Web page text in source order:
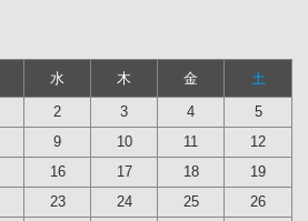
水 木 金
土
2 3 4
5
9 10 11
12
16 17 18
19
23 24 25
26